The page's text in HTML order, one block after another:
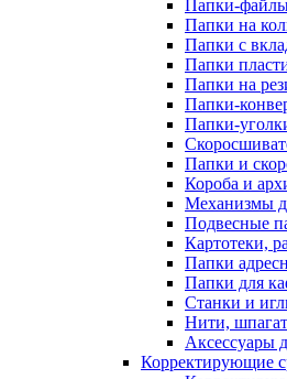
Папки-
Папки на
Папки с
Папки
Папки на
Папки-
Папки-
Папки и
Короба и
Механизмы
Подвесные
Картотеки,
Папки
Папки для
Станки и
Нити,
Аксессуары
Корректирующие